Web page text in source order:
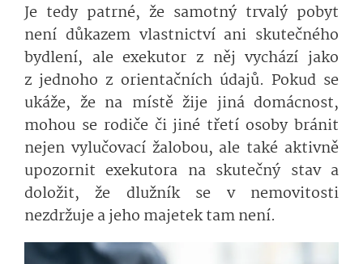
Je tedy patrné, že samotný trvalý pobyt
není důkazem vlastnictví ani skutečného
bydlení, ale exekutor z něj vychází jako
z jednoho z orientačních údajů. Pokud se
ukáže, že na místě žije jiná domácnost,
mohou se rodiče či jiné třetí osoby bránit
nejen vylučovací žalobou, ale také aktivně
upozornit exekutora na skutečný stav a
doložit, že dlužník se v nemovitosti
nezdržuje a jeho majetek tam není.